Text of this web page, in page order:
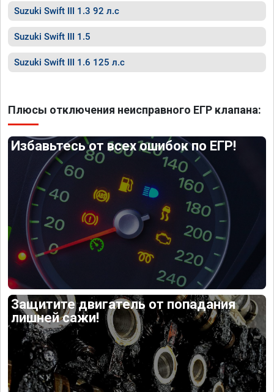
Suzuki Swift III 1.3 92 л.с
Suzuki Swift III 1.5
Suzuki Swift III 1.6 125 л.с
Плюсы отключения неисправного ЕГР клапана:
Избавьтесь от всех ошибок по ЕГР!
Защитите двигатель от попадания
лишней сажи!